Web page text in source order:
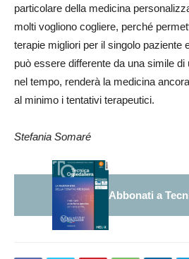
particolare della medicina
molti vogliono cogliere, perché
terapie migliori per il singolo paziente
può essere differente da una simile di
nel tempo, renderà la medicina
al minimo i tentativi terapeutici.
Stefania Somaré
Abbonati a